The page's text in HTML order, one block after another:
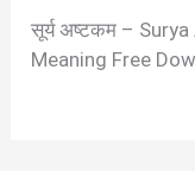
सूर्य अष्टकम –
Meaning Free